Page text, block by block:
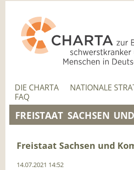
ÜBERSPRINGEN
ÜBERSPRINGEN
DIE CHARTA NATIONALE
FAQ
FREISTAAT SACHSEN
Freistaat Sachsen und
14.07.2021 14:52